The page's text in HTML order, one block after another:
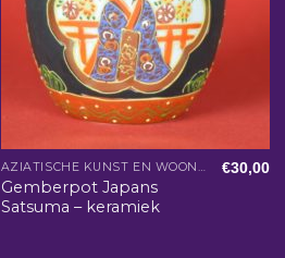
AZIATISCHE KUNST EN WOONACCESSOIRES
Gemberpot Japans
Satsuma – keramiek
€30,00